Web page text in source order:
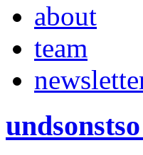
about
team